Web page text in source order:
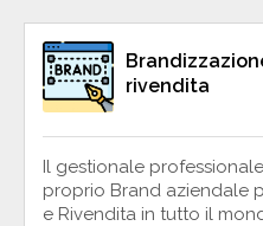
rivendita
Il gestionale
proprio Brand aziendale
e Rivendita in tutto il